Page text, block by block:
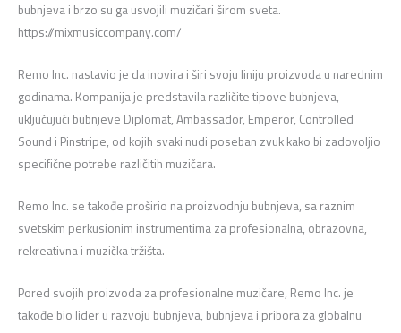
bubnjeva i brzo su ga usvojili muzičari širom sveta.
https://mixmusiccompany.com/
Remo Inc. nastavio je da inovira i širi svoju liniju proizvoda u narednim
godinama. Kompanija je predstavila različite tipove bubnjeva,
uključujući bubnjeve Diplomat, Ambassador, Emperor, Controlled
Sound i Pinstripe, od kojih svaki nudi poseban zvuk kako bi zadovoljio
specifične potrebe različitih muzičara.
Remo Inc. se takođe proširio na proizvodnju bubnjeva, sa raznim
svetskim perkusionim instrumentima za profesionalna, obrazovna,
rekreativna i muzička tržišta.
Pored svojih proizvoda za profesionalne muzičare, Remo Inc. je
takođe bio lider u razvoju bubnjeva, bubnjeva i pribora za globalnu